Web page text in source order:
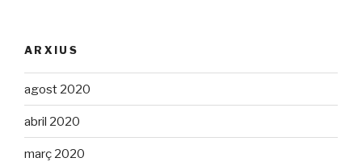
ARXIUS
agost 2020
abril 2020
març 2020